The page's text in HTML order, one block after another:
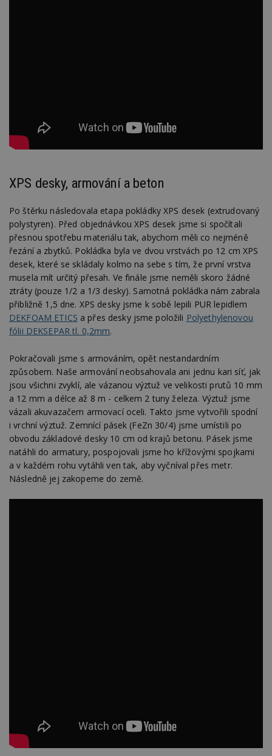
XPS desky, armování a beton
Po štěrku následovala etapa pokládky XPS desek (extrudovaný
polystyren). Před objednávkou XPS desek jsme si spočítali
přesnou spotřebu materiálu tak, abychom měli co nejméně
řezání a zbytků. Pokládka byla ve dvou vrstvách po 12 cm XPS
desek, které se skládaly kolmo na sebe s tím, že první vrstva
musela mít určitý přesah. Ve finále jsme neměli skoro žádné
ztráty (pouze 1/2 a 1/3 desky). Samotná pokládka nám zabrala
přibližně 1,5 dne. XPS desky jsme k sobě lepili PUR lepidlem
DEKFOAM ETICS a přes desky jsme položili Polyethylenovou
fólii DEKSEPAR tl. 0,2mm.
Pokračovali jsme s armováním, opět nestandardním
způsobem. Naše armování neobsahovala ani jednu kari síť, jak
jsou všichni zvyklí, ale vázanou výztuž ve velikosti prutů 10 mm
a 12 mm a délce až 8 m - celkem 2 tuny železa. Výztuž jsme
vázali akuvazačem armovací oceli. Takto jsme vytvořili spodní
i vrchní výztuž. Zemnící pásek (FeZn 30/4) jsme umístili po
obvodu základové desky 10 cm od krajů betonu. Pásek jsme
natáhli do armatury, pospojovali jsme ho křížovými spojkami
a v každém rohu vytáhli ven tak, aby vyčníval přes metr.
Následně jej zakopeme do země.